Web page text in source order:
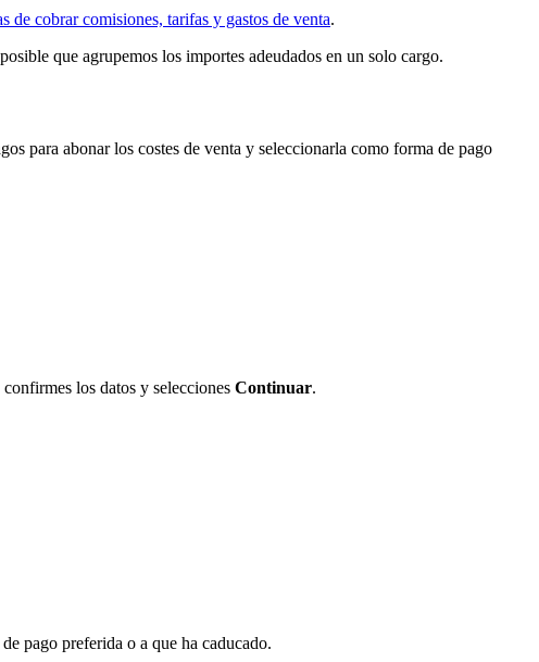
de cobrar comisiones, tarifas y gastos de venta.
que agrupemos los importes adeudados en un solo cargo.
para abonar los costes de venta y seleccionarla como forma de pago
los datos y selecciones Continuar.
pago preferida o a que ha caducado.